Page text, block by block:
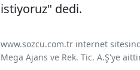
istiyoruz" dedi.
www.sozcu.com.tr internet
Mega Ajans ve Rek. Tic. A.Ş'ye